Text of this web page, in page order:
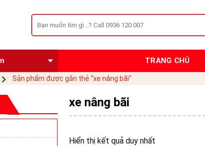
kiếm:
TRANG CHỦ
Sản phẩm được gắn thẻ “xe nâng bãi”
xe nâng bãi
Hiển thị kết quả duy nhất